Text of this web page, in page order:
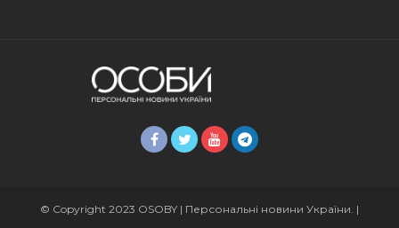
© Copyright 2023 OSOBY | Персональні новини України. |